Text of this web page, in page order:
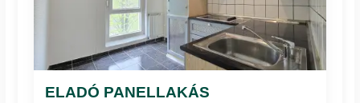
ELADÓ PANELLAKÁS